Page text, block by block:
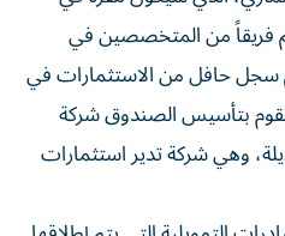
من المتخصصين في
سجل حافل من الاستثمارات في
بتأسيس الصندوق شركة
وهي شركة تدير استثمارات